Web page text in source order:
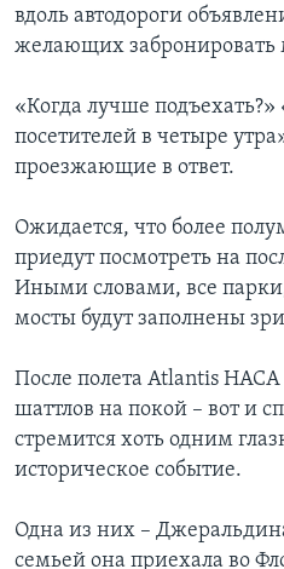
вдоль автодороги
желающих забронировать
«Когда лучше
посетителей в четыре
проезжающие в ответ.
Ожидается, что более
приедут посмотреть на
Иными словами, все
мосты будут заполнены
После полета Atlantis
шаттлов на покой – вот и
стремится хоть одним
историческое событие.
Одна из них –
семьей она приехала во